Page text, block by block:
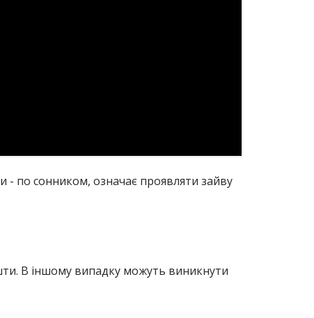
- по сонником, означає проявляти зайву
В іншому випадку можуть виникнути